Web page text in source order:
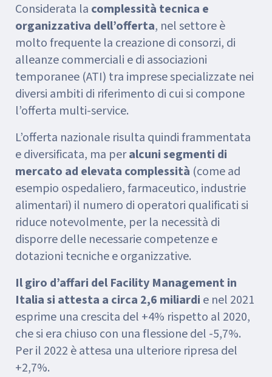
Considerata la complessità tecnica e
organizzativa dell’offerta, nel settore è
molto frequente la creazione di consorzi, di
alleanze commerciali e di associazioni
temporanee (ATI) tra imprese specializzate nei
diversi ambiti di riferimento di cui si compone
l’offerta multi-service.
L’offerta nazionale risulta quindi frammentata
e diversificata, ma peralcuni segmenti di
mercato ad elevata complessità (come ad
esempio ospedaliero, farmaceutico, industrie
alimentari) il numero di operatori qualificati si
riduce notevolmente, per la necessità di
disporre delle necessarie competenze e
dotazioni tecniche e organizzative.
Il giro d’affari del Facility Management in
Italia si attesta a circa 2,6 miliardi e nel 2021
esprime una crescita del +4% rispetto al 2020,
che si era chiuso con una flessione del -5,7%.
Per il 2022 è attesa una ulteriore ripresa del
+2,7%.